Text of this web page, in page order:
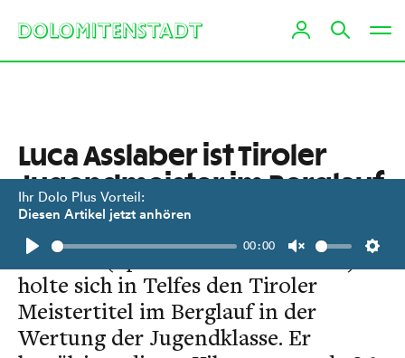
Ihr Dolo Plus Vorteil:
Diesen Artikel jetzt anhören
Play
00:00
Unmute
Luca Asslaber ist Tiroler
Jugendmeister im Berglauf
Der Osttiroler Nachwuchsläufer Luca
Asslaber (Sportunion Raika Lienz)
holte sich in Telfes den Tiroler
Meistertitel im Berglauf in der
Wertung der Jugendklasse. Er